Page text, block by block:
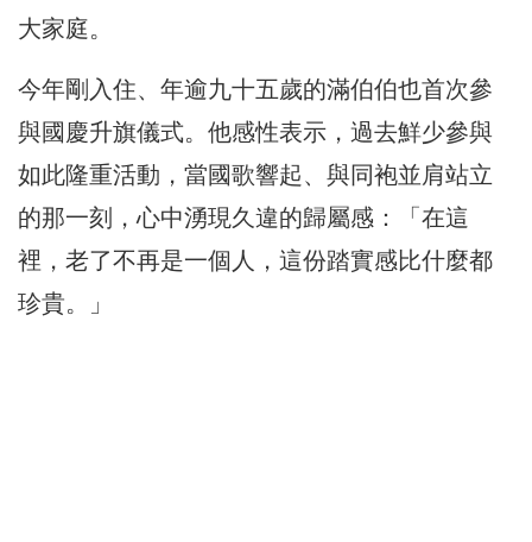
大家庭。
今年剛入住、年逾九十五歲的滿伯伯也首次參
與國慶升旗儀式。他感性表示，過去鮮少參與
如此隆重活動，當國歌響起、與同袍並肩站立
的那一刻，心中湧現久違的歸屬感：「在這
裡，老了不再是一個人，這份踏實感比什麼都
珍貴。」